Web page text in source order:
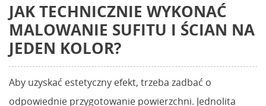
JAK TECHNICZNIE WYKONAĆ
MALOWANIE SUFITU I ŚCIAN NA
JEDEN KOLOR?
Aby uzyskać estetyczny efekt, trzeba zadbać o
odpowiednie przygotowanie powierzchni. Jednolita